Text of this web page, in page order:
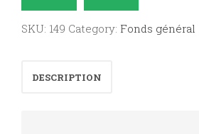
libres
SKU: 149 Category: Fonds général
DESCRIPTION